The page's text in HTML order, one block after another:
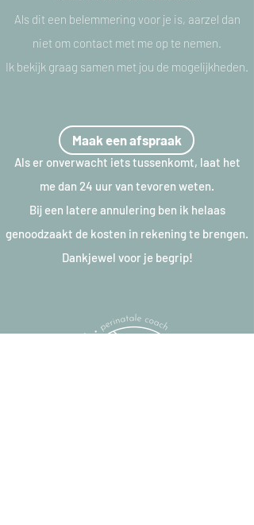
Als dit een belemmering voor je is, aarzel dan
niet om contact met me op te nemen.
Ik bekijk graag samen met jou de mogelijkheden.
Als er onverwacht iets tussenkomt, laat het
me dan 24 uur van tevoren weten.
Bij een latere annulering ben ik helaas
genoodzaakt de kosten in rekening te brengen.
Dankjewel voor je begrip!
Maak een afspraak